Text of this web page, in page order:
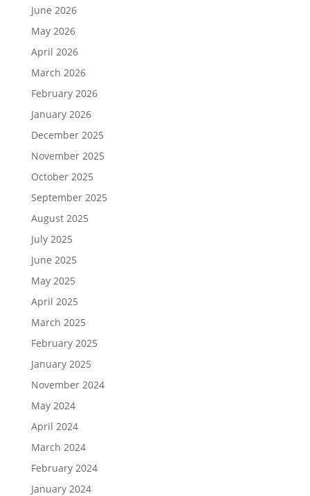
June 2026
May 2026
April 2026
March 2026
February 2026
January 2026
December 2025
November 2025
October 2025
September 2025
August 2025
July 2025
June 2025
May 2025
April 2025
March 2025
February 2025
January 2025
November 2024
May 2024
April 2024
March 2024
February 2024
January 2024